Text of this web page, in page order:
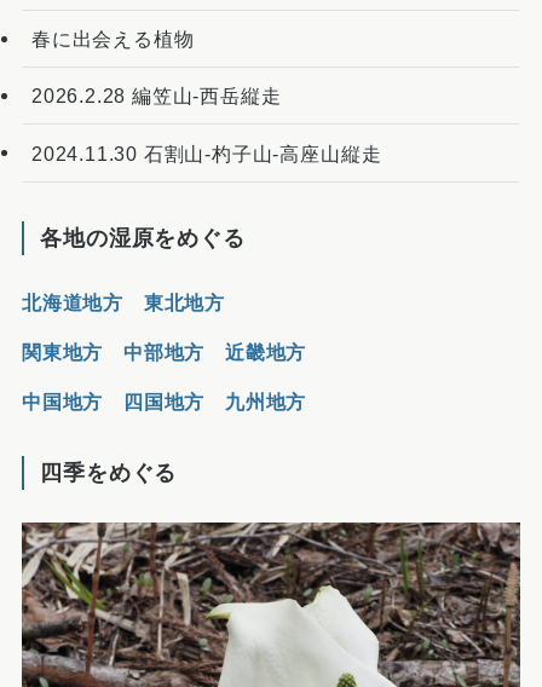
春に出会える植物
2026.2.28 編笠山-西岳縦走
2024.11.30 石割山-杓子山-高座山縦走
各地の湿原をめぐる
北海道地方 東北地方
関東地方 中部地方 近畿地方
中国地方 四国地方 九州地方
四季をめぐる